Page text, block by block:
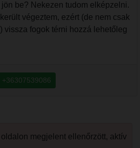
be? Nekezen tudom elképzelni.
végeztem, ezért (de nem csak
vissza fogok térni hozzá lehetőleg
+36307539086
oldalon megjelent ellenőrzött, aktív